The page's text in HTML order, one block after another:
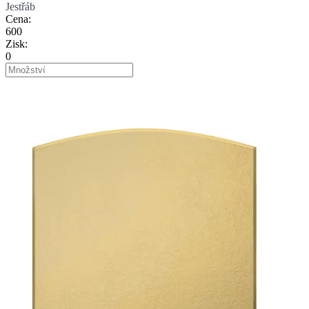
Jestřáb
Cena:
600
Zisk:
0